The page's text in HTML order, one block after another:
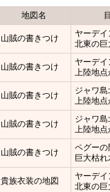
地図名
山賊の書きつけ
ヤーデ
北東の
山賊の書きつけ
ヤーデ
上陸地
山賊の書きつけ
ジャワ
上陸地
山賊の書きつけ
ジャワ
上陸地
山賊の書きつけ
ペグーの
巨大枯
貴族衣装の地図
ヤーデ
北東の